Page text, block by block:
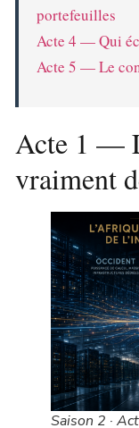
portefeuilles
Acte 4 — Qui
Acte 5 — Le
Acte 1 —
vraiment
Saison 2 ·